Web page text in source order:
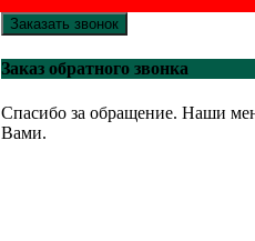
Заказать звонок
Заказ обратного звонка
Спасибо за обращение. Наши
Вами.